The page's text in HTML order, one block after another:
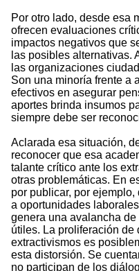
Por otro lado, desde esa
ofrecen evaluaciones
impactos negativos que
las posibles alternativas.
las organizaciones
Son una minoría frente a
efectivos en asegurar
aportes brinda insumos
siempre debe ser
Aclarada esa situación,
reconocer que esa
talante crítico ante los
otras problemáticas. En
por publicar, por
a oportunidades
genera una avalancha
útiles. La proliferación de
extractivismos es
esta distorsión. Se
no participan de los